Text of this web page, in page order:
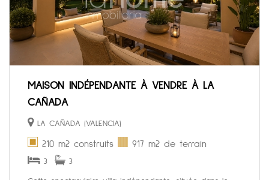
MAISON INDÉPENDANTE À VENDRE À LA
CAÑADA
LA CAÑADA (VALENCIA)
210 m2 construits 917 m2 de terrain
3 3